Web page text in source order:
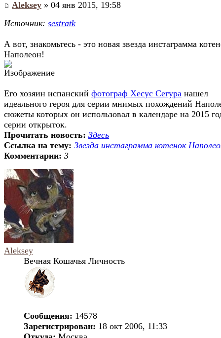
Aleksey » 04 янв 2015, 19:58
Источник: sestratk
А вот, знакомьтесь - это новая звезда инстаграмма
Наполеон!
Его хозяин испанский фотограф Хесус Сегура нашел
идеального героя для серии мнимых похождений
сюжеты которых он использовал в календаре на 2015
серии открыток.
Прочитать новость: Здесь
Ссылка на тему: Звезда инстаграмма котенок
Комментарии: 3
Aleksey
Вечная Кошачья Личность
Сообщения: 14578
Зарегистрирован: 18 окт 2006, 11:33